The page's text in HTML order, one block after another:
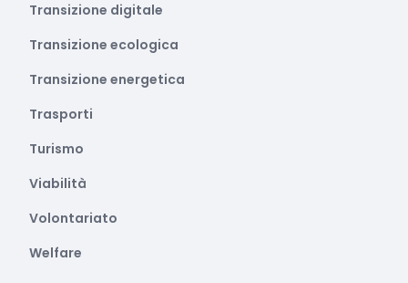
Transizione digitale
Transizione ecologica
Transizione energetica
Trasporti
Turismo
Viabilità
Volontariato
Welfare